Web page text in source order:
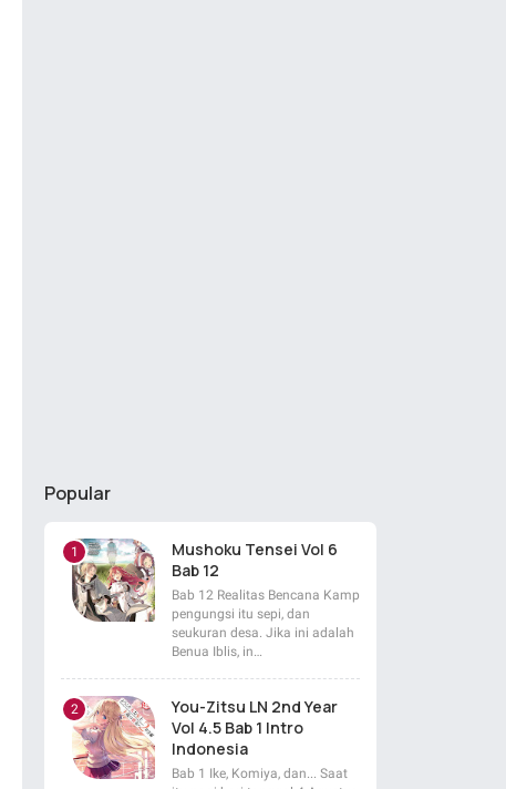
Popular
Mushoku Tensei Vol 6
Bab 12
Bab 12 Realitas Bencana Kamp
pengungsi itu sepi, dan
seukuran desa. Jika ini adalah
Benua Iblis, in…
You-Zitsu LN 2nd Year
Vol 4.5 Bab 1 Intro
Indonesia
Bab 1 Ike, Komiya, dan... Saat